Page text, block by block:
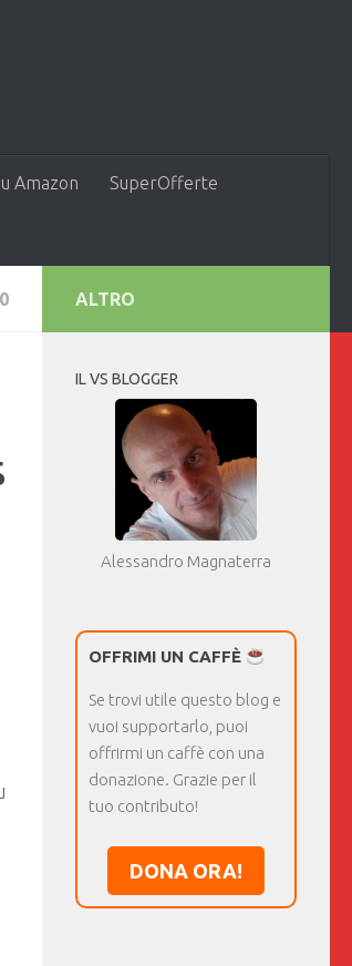
Amazon SuperOfferte
0 ALTRO
IL VS BLOGGER
Alessandro Magnaterra
OFFRIMI UN CAFFÈ
Se trovi utile questo blog e
vuoi supportarlo, puoi
offrirmi un caffè con una
donazione. Grazie per il
tuo contributo!
DONA ORA!